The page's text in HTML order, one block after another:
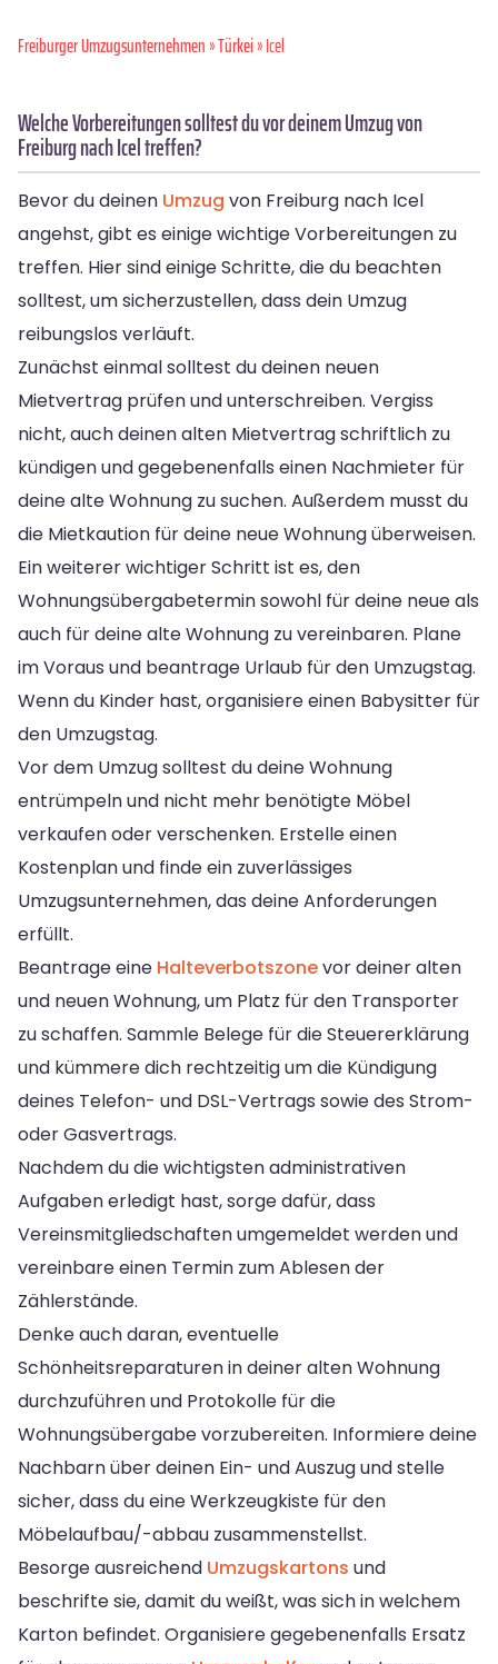
Freiburger Umzugsunternehmen»Türkei» Icel
Welche Vorbereitungen solltest du vor deinem Umzug von
Freiburg nach Icel treffen?
Bevor du deinen Umzug von Freiburg nach Icel
angehst, gibt es einige wichtige Vorbereitungen zu
treffen. Hier sind einige Schritte, die du beachten
solltest, um sicherzustellen, dass dein Umzug
reibungslos verläuft.
Zunächst einmal solltest du deinen neuen
Mietvertrag prüfen und unterschreiben. Vergiss
nicht, auch deinen alten Mietvertrag schriftlich zu
kündigen und gegebenenfalls einen Nachmieter für
deine alte Wohnung zu suchen. Außerdem musst du
die Mietkaution für deine neue Wohnung überweisen.
Ein weiterer wichtiger Schritt ist es, den
Wohnungsübergabetermin sowohl für deine neue als
auch für deine alte Wohnung zu vereinbaren. Plane
im Voraus und beantrage Urlaub für den Umzugstag.
Wenn du Kinder hast, organisiere einen Babysitter für
den Umzugstag.
Vor dem Umzug solltest du deine Wohnung
entrümpeln und nicht mehr benötigte Möbel
verkaufen oder verschenken. Erstelle einen
Kostenplan und finde ein zuverlässiges
Umzugsunternehmen, das deine Anforderungen
erfüllt.
Beantrage eine Halteverbotszonevor deiner alten
und neuen Wohnung, um Platz für den Transporter
zu schaffen. Sammle Belege für die Steuererklärung
und kümmere dich rechtzeitig um die Kündigung
deines Telefon- und DSL-Vertrags sowie des Strom-
oder Gasvertrags.
Nachdem du die wichtigsten administrativen
Aufgaben erledigt hast, sorge dafür, dass
Vereinsmitgliedschaften umgemeldet werden und
vereinbare einen Termin zum Ablesen der
Zählerstände.
Denke auch daran, eventuelle
Schönheitsreparaturen in deiner alten Wohnung
durchzuführen und Protokolle für die
Wohnungsübergabe vorzubereiten. Informiere deine
Nachbarn über deinen Ein- und Auszug und stelle
sicher, dass du eine Werkzeugkiste für den
Möbelaufbau/-abbau zusammenstellst.
Besorge ausreichend Umzugskartons und
beschrifte sie, damit du weißt, was sich in welchem
Karton befindet. Organisiere gegebenenfalls Ersatz